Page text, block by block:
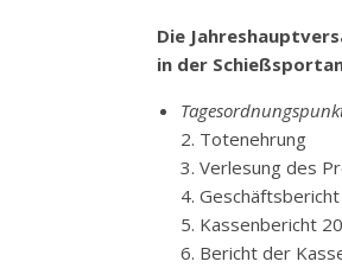
Die
in der
2. Totenehrung
3. Verlesung des
4.
5. Kassenbericht
6. Bericht der